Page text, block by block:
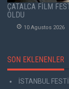
ÇATALCA FİLM
OLDU
10 Agustos 2026
SON EKLENENLER
İSTANBUL